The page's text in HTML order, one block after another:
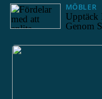
MÖBLER
Upptäck
Genom